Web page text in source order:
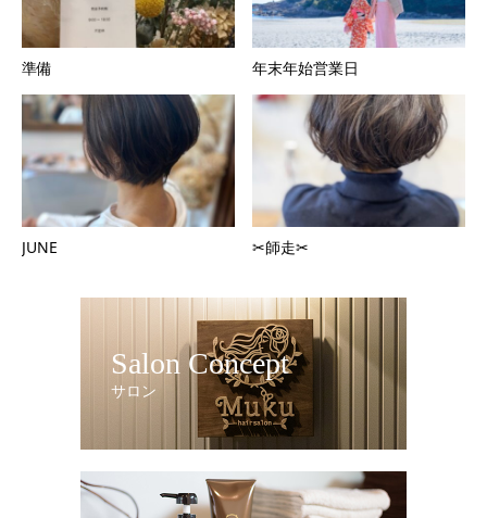
準備 年末年始営業日
JUNE ✂︎師走✂︎
Salon Concept
サロン